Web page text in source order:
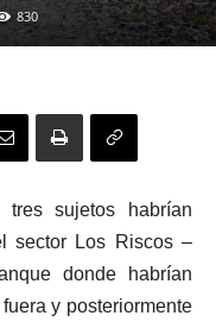
830
tres sujetos habrían
sector Los Riscos –
donde habrían
y posteriormente